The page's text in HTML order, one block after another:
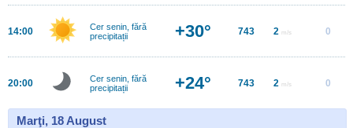
14:00
Cer senin, fără
precipitații
+30° 743 2 m/s 0
20:00
Cer senin, fără
precipitații
+24° 743 2 m/s 0
Marţi, 18 August